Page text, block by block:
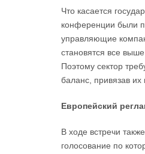
Что касается
конференции были
управляющие
становятся все
Поэтому сектор
баланс, привязав
Европейский
В ходе встречи
голосование по